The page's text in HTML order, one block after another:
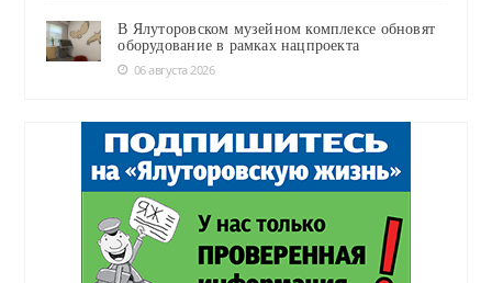
В Ялуторовском музейном комплексе обновят
оборудование в рамках нацпроекта
06 августа 2026